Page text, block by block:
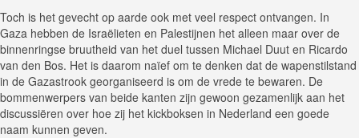
Toch is het gevecht op aarde ook met veel respect ontvangen. In
Gaza hebben de Israëlieten en Palestijnen het alleen maar over de
binnenringse bruutheid van het duel tussen Michael Duut en Ricardo
van den Bos. Het is daarom naïef om te denken dat de wapenstilstand
in de Gazastrook georganiseerd is om de vrede te bewaren. De
bommenwerpers van beide kanten zijn gewoon gezamenlijk aan het
discussiëren over hoe zij het kickboksen in Nederland een goede
naam kunnen geven.